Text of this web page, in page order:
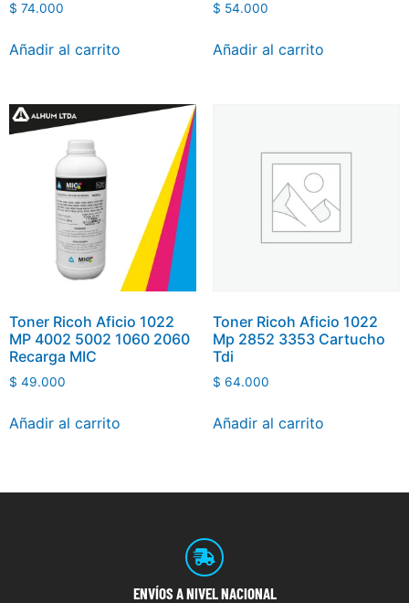
$ 74.000
Añadir al carrito
$ 54.000
Añadir al carrito
Toner Ricoh Aficio 1022
MP 4002 5002 1060 2060
Recarga MIC
$ 49.000
Añadir al carrito
Toner Ricoh Aficio 1022
Mp 2852 3353 Cartucho
Tdi
$ 64.000
Añadir al carrito
ENVÍOS A NIVEL NACIONAL